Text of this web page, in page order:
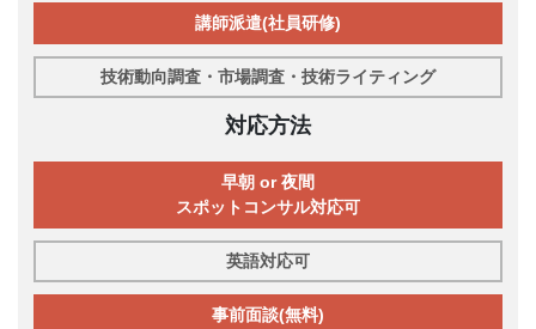
講師派遣(社員研修)
技術動向調査・市場調査・技術ライティング
対応方法
早朝 or 夜間
スポットコンサル対応可
英語対応可
事前面談(無料)